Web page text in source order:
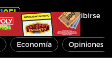
Inscribirse
Economía Opiniones